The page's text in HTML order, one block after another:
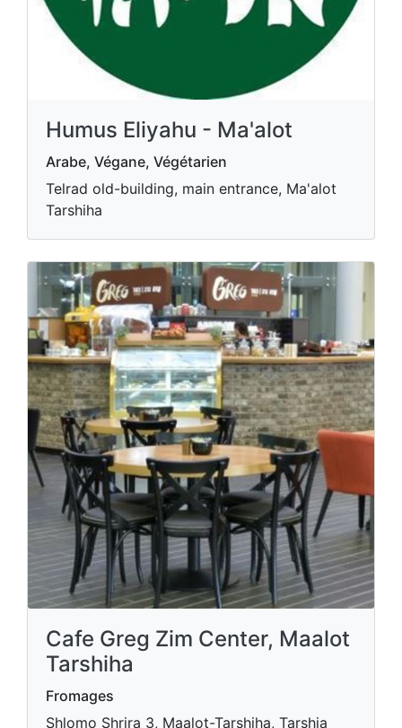
Humus Eliyahu - Ma'alot
Arabe, Végane, Végétarien
Telrad old-building, main entrance, Ma'alot
Tarshiha
Cafe Greg Zim Center, Maalot
Tarshiha
Fromages
Shlomo Shrira 3, Maalot-Tarshiha, Tarshia